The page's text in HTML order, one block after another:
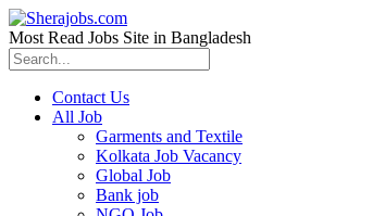
Most Read Jobs Site in Bangladesh
Contact Us
All Job
Garments and Textile
Kolkata Job Vacancy
Global Job
Bank job